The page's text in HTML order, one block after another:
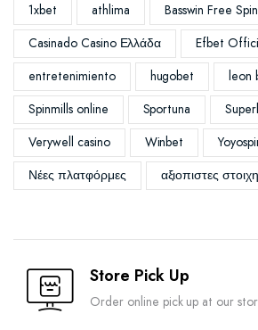
1xbet athlima
Basswin Free
Casinado Casino Ελλάδα
Efbet
entretenimiento
hugobet leon
Spinmills online
Sportuna
Verywell casino
Winbet
Νέες πλατφόρμες
αξιοπιστες
Store Pick Up
Order online pick up at our